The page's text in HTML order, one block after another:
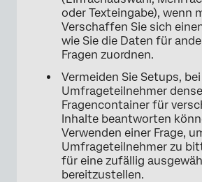
oder Texteingabe), wenn
Verschaffen Sie sich
wie Sie die Daten für
Fragen zuordnen.
Vermeiden Sie Setups,
Umfrageteilnehmer
Fragencontainer für
Inhalte beantworten
Verwenden einer Frage,
Umfrageteilnehmer zu
für eine zufällig
bereitzustellen.